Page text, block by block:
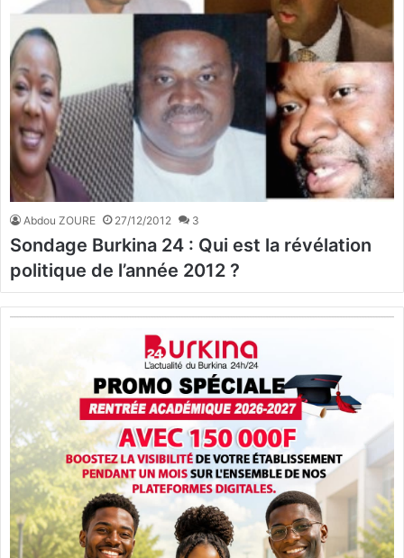
Abdou ZOURE 27/12/2012 3
Sondage Burkina 24 : Qui est la révélation
politique de l’année 2012 ?